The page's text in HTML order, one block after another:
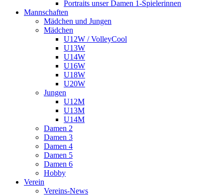
Portraits unser Damen 1-Spielerinnen
Mannschaften
Mädchen und Jungen
Mädchen
U12W / VolleyCool
U13W
U14W
U16W
U18W
U20W
Jungen
U12M
U13M
U14M
Damen 2
Damen 3
Damen 4
Damen 5
Damen 6
Hobby
Verein
Vereins-News